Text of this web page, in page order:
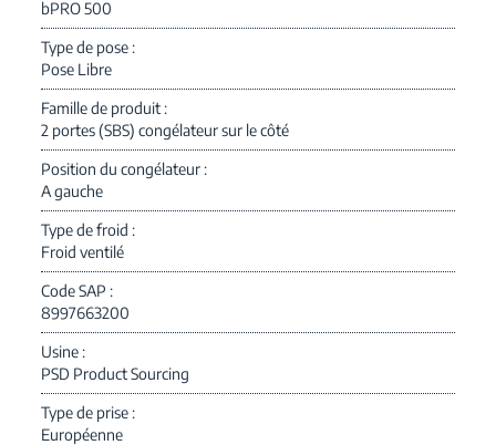
bPRO 500
Type de pose
Pose Libre
Famille de produit
2 portes (SBS) congélateur sur le côté
Position du congélateur
A gauche
Type de froid
Froid ventilé
Code SAP
8997663200
Usine
PSD Product Sourcing
Type de prise
Européenne